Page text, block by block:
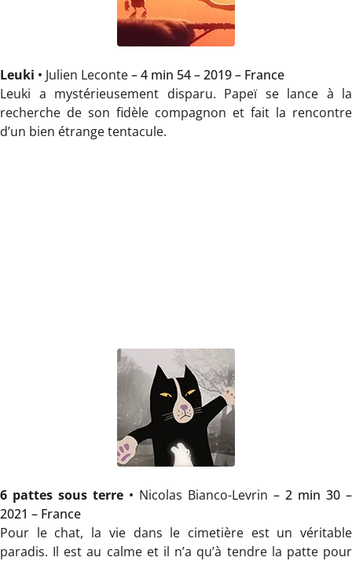
Leuki • Julien Leconte– 4 min 54 – 2019 – France
Leuki a mystérieusement disparu. Papeï se lance à la
recherche de son fidèle compagnon et fait la rencontre
d’un bien étrange tentacule.
6 pattes sous terre • Nicolas Bianco-Levrin – 2 min 30 –
2021 – France
Pour le chat, la vie dans le cimetière est un véritable
paradis. Il est au calme et il n’a qu’à tendre la patte pour